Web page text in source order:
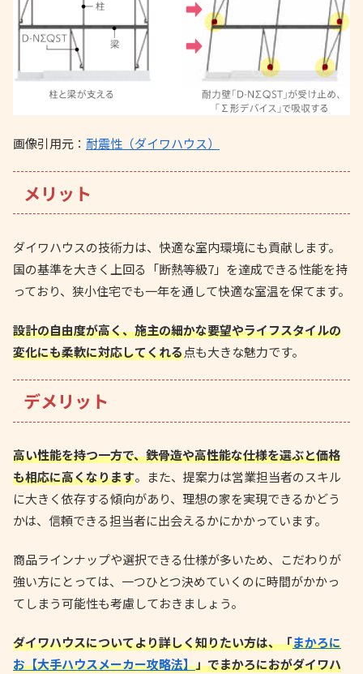
画像引用元： 耐震性（ダイワハウス）
メリット
ダイワハウスの技術力は、快適な室内環境にも貢献します。
国の基準を大きく上回る「断熱等級7」を達成できる性能を持
っており、狭小住宅でも一年を通して快適な室温を保てます。
設計の自由度が高く、施主の細かな要望やライフスタイルの
変化にも柔軟に対応してくれる点も大きな魅力です。
デメリット
高い性能を持つ一方で、鉄骨造や高性能な仕様を選ぶと価格
も相応に高くなります。また、提案力は営業担当者のスキル
に大きく依存する傾向があり、理想の家を実現できるかどう
かは、信頼できる担当者に出会えるかにかかっています。
商品ラインナップや選択できる仕様が多いため、こだわりが
強い方にとっては、一つひとつ決めていくのに時間がかかっ
てしまう可能性も考慮しておきましょう。
ダイワハウスについてより詳しく知りたい方は、「まかろに
お【大手ハウスメーカー攻略法】」でまかろにおがダイワハ